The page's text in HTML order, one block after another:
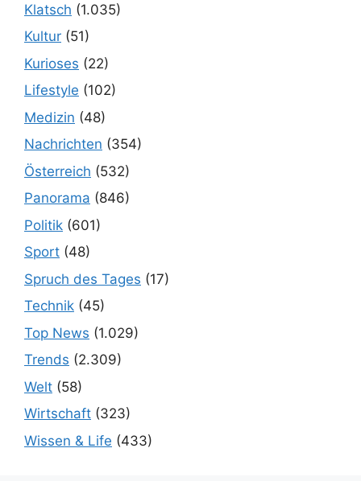
Klatsch (1.035)
Kultur (51)
Kurioses (22)
Lifestyle (102)
Medizin (48)
Nachrichten (354)
Österreich (532)
Panorama (846)
Politik (601)
Sport (48)
Spruch des Tages (17)
Technik (45)
Top News (1.029)
Trends (2.309)
Welt (58)
Wirtschaft (323)
Wissen & Life (433)